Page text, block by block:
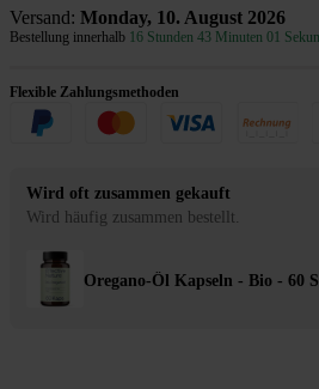
Versand: Monday, 10. August 2026
Bestellung innerhalb 16 Stunden 43 Minuten 01
Flexible Zahlungsmethoden
Wird oft zusammen gekauft
Wird häufig zusammen bestellt.
Oregano-Öl Kapseln - Bio - 60